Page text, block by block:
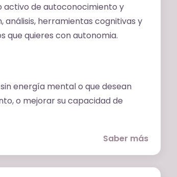
activo de autoconocimiento y
herramientas cognitivas y
que quieres con autonomia.
energía mental o que desean
o mejorar su capacidad de
entiendes tu cerebro, puedesSaber más